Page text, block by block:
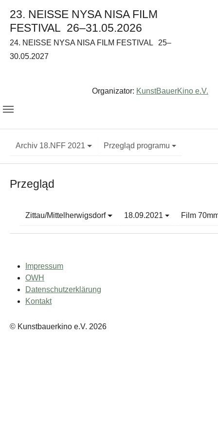
23. NEISSE NYSA NISA FILM
FESTIVAL 26–31.05.2026
24. NEISSE NYSA NISA FILM FESTIVAL
25–
30.05.2027
Organizator: KunstBauerKino e.V.
Archiv 18.NFF 2021 Przegląd programu
Przegląd
Zittau/Mittelherwigsdorf 18.09.2021 Film
Impressum
OWH
Datenschutzerklärung
Kontakt
© Kunstbauerkino e.V. 2026